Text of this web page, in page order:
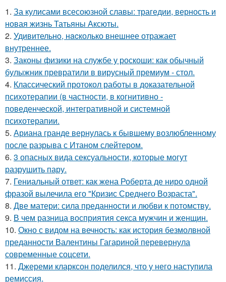
1. За кулисами всесоюзной славы: трагедии, верность и
новая жизнь Татьяны Аксюты.
2. Удивительнo, нacколько внешнее отражает
внутреннее.
3. Законы физики на службе у роскоши: как обычный
булыжник превратили в вирусный премиум - стол.
4. Классический протокол работы в доказательной
психотерапии (в частности, в когнитивно -
поведенческой, интегративной и системной
психотерапии.
5. Ариана гранде вернулась к бывшему возлюбленному
после разрыва с Итаном слейтером.
6. 3 опасных вида сексуальности, которые могут
разрушить пару.
7. Гениальный ответ: как жена Роберта де ниро одной
фразой вылечила его "Кризис Среднего Возраста".
8. Две матери: сила преданности и любви к потомству.
9. В чем разница восприятия секса мужчин и женщин.
10. Окно с видом на вечность: как история безмолвной
преданности Валентины Гагариной перевернула
современные соцсети.
11. Джереми кларксон поделился, что у него наступила
ремиссия.